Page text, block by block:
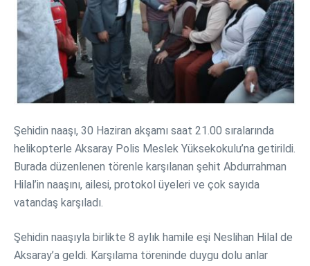
Şehidin naaşı, 30 Haziran akşamı saat 21.00 sıralarında
helikopterle Aksaray Polis Meslek Yüksekokulu’na getirildi.
Burada düzenlenen törenle karşılanan şehit Abdurrahman
Hilal’in naaşını, ailesi, protokol üyeleri ve çok sayıda
vatandaş karşıladı.
Şehidin naaşıyla birlikte 8 aylık hamile eşi Neslihan Hilal de
Aksaray’a geldi. Karşılama töreninde duygu dolu anlar